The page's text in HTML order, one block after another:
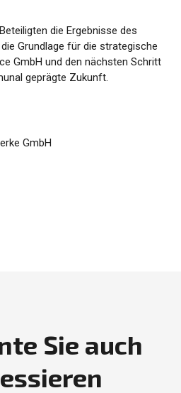
die Ergebnisse des
Grundlage für die strategische
GmbH und den nächsten Schritt
geprägte Zukunft.
GmbH
Sie auch